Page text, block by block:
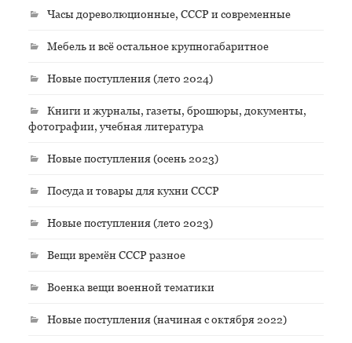
Часы дореволюционные, СССР и современные
Мебель и всё остальное крупногабаритное
Новые поступления (лето 2024)
Книги и журналы, газеты, брошюры, документы,
фотографии, учебная литература
Новые поступления (осень 2023)
Посуда и товары для кухни СССР
Новые поступления (лето 2023)
Вещи времён СССР разное
Военка вещи военной тематики
Новые поступления (начиная с октября 2022)